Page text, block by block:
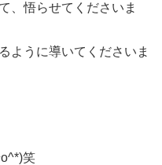
、悟らせてくださいま
ように導いてくださいま
笑